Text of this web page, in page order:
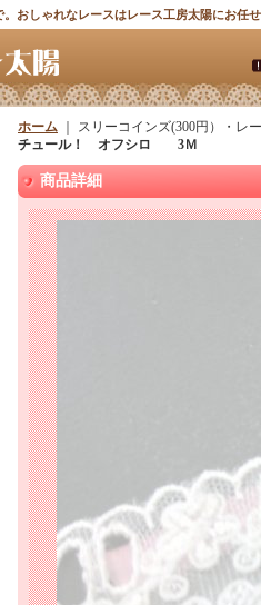
おしゃれなレースはレース工房太陽にお任せ
ホーム ｜ スリーコインズ(300円）・レ
チュール！ オフシロ 3Ｍ
商品詳細